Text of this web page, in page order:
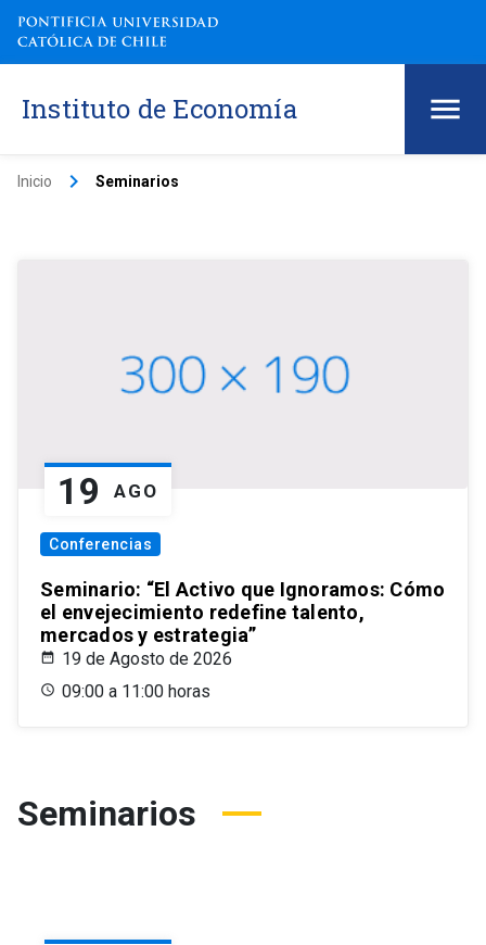
Instituto de Economía
Inicio keyboard_arrow_right Seminarios
19 AGO
Conferencias
Seminario: “El Activo que Ignoramos: Cómo
el envejecimiento redefine talento,
mercados y estrategia”
19 de Agosto de 2026
09:00 a 11:00 horas
Seminarios